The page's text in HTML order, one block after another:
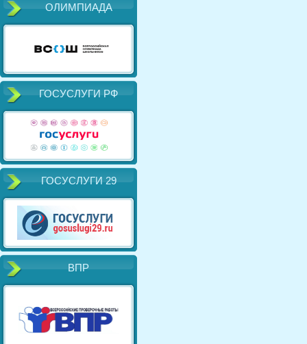
ОЛИМПИАДА
ГОСУСЛУГИ РФ
ГОСУСЛУГИ 29
ВПР